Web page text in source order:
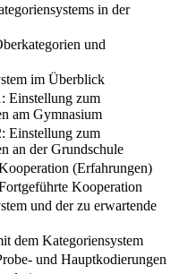
in der
und
im Überblick
Einstellung zum
am Gymnasium
Einstellung zum
an der Grundschule
(Erfahrungen)
Kooperation
und der zu erwartende
dem Kategoriensystem
und Hauptkodierungen